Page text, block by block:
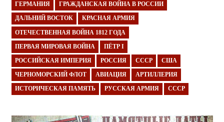
ГЕРМАНИЯ ГРАЖДАНСКАЯ ВОЙНА В РОССИИ
ДАЛЬНИЙ ВОСТОК КРАСНАЯ АРМИЯ
ОТЕЧЕСТВЕННАЯ ВОЙНА 1812 ГОДА
ПЕРВАЯ МИРОВАЯ ВОЙНА ПЁТР I
РОССИЙСКАЯ ИМПЕРИЯ РОССИЯ СССР США
ЧЕРНОМОРСКИЙ ФЛОТ АВИАЦИЯ АРТИЛЛЕРИЯ
ИСТОРИЧЕСКАЯ ПАМЯТЬ РУССКАЯ АРМИЯ СССР